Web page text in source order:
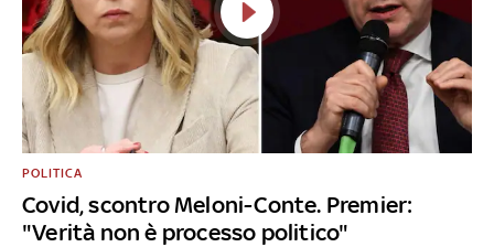
Covid, scontro Meloni-Conte. Premier:
"Verità non è processo politico"
POLITICA